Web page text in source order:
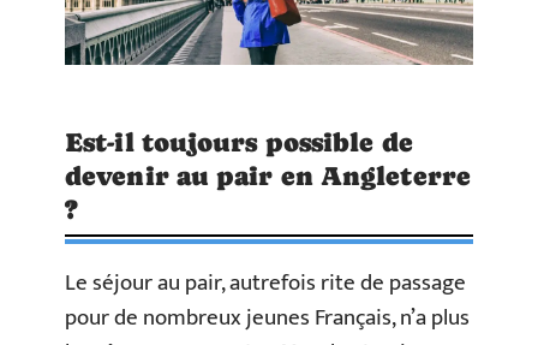
Est-il toujours possible de
devenir au pair en Angleterre
?
Le séjour au pair, autrefois rite de passage
pour de nombreux jeunes Français, n’a plus